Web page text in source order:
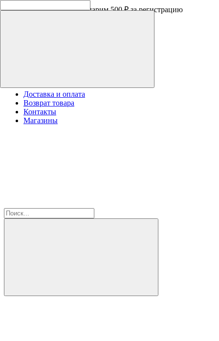
Программа лояльности - дарим 500 ₽ за регистрацию
Доставка и оплата
Возврат товара
Контакты
Магазины